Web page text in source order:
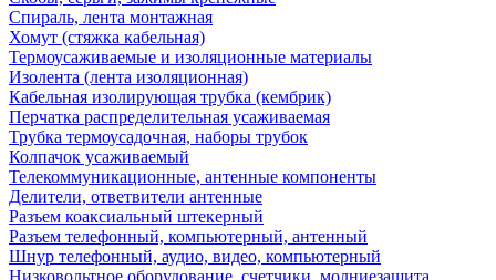
Спираль, лента монтажная
Хомут (стяжка кабельная)
Термоусаживаемые и изоляционные материалы
Изолента (лента изоляционная)
Кабельная изолирующая трубка (кембрик)
Перчатка распределительная усаживаемая
Трубка термоусадочная, наборы трубок
Колпачок усаживаемый
Телекоммуникационные, антенные компоненты
Делители, ответвители антенные
Разъем коаксиальный штекерный
Разъем телефонный, компьютерный, антенный
Шнур телефонный, аудио, видео, компьютерный
Низковольтное оборудование, счетчики, молниезащита,